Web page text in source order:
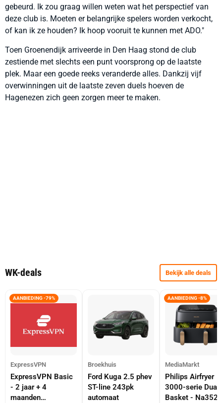
gebeurd. Ik zou graag willen weten wat het perspectief van
deze club is. Moeten er belangrijke spelers worden verkocht,
of kan ik ze houden? Ik hoop vooruit te kunnen met ADO."
Toen Groenendijk arriveerde in Den Haag stond de club
zestiende met slechts een punt voorsprong op de laatste
plek. Maar een goede reeks veranderde alles. Dankzij vijf
overwinningen uit de laatste zeven duels hoeven de
Hagenezen zich geen zorgen meer te maken.
WK-deals Bekijk alle deals
AANBIEDING -79%
ExpressVPN
ExpressVPN Basic
- 2 jaar + 4
maanden
Broekhuis
Ford Kuga 2.5 phev
ST-line 243pk
automaat
AANBIEDING -8%
MediaMarkt
Philips Airfryer
3000-serie Dual
Basket -